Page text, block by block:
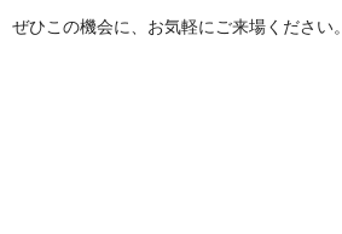
ぜひこの機会に、お気軽にご来場ください。